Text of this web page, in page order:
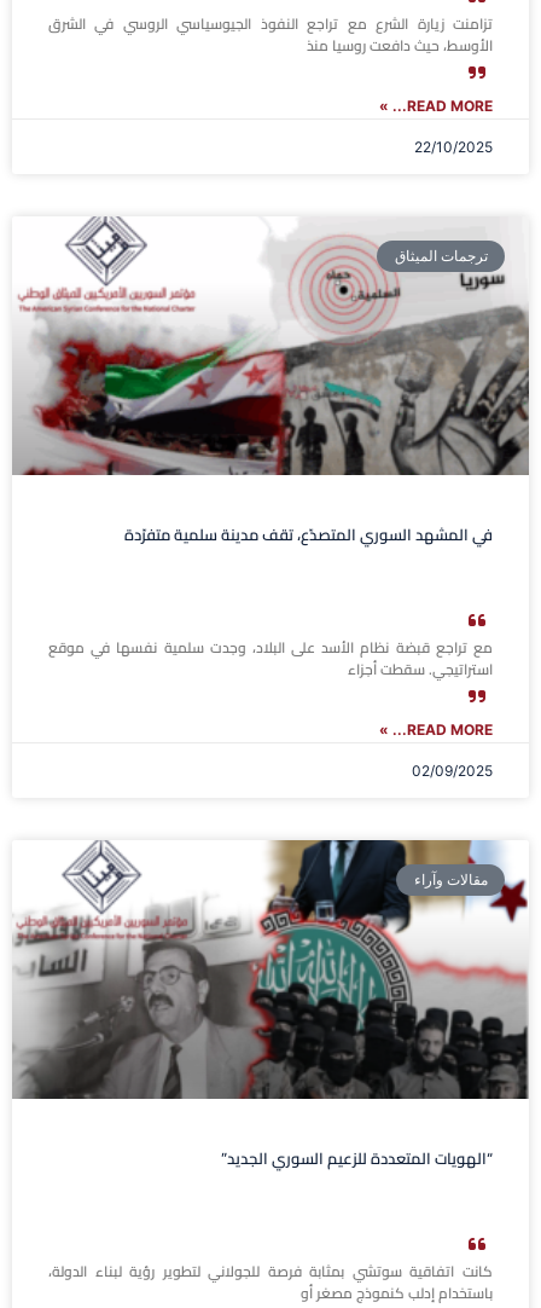
تزامنت زيارة الشرع مع تراجع النفوذ الجيوسياسي الروسي في الشرق
الأوسط، حيث دافعت روسيا منذ
READ MORE... »
22/10/2025
ترجمات الميثاق
في المشهد السوري المتصدّع، تقف مدينة سلمية متفرّدة
مع تراجع قبضة نظام الأسد على البلاد، وجدت سلمية نفسها في موقع
استراتيجي. سقطت أجزاء
READ MORE... »
02/09/2025
مقالات وآراء
“الهويات المتعددة للزعيم السوري الجديد”
كانت اتفاقية سوتشي بمثابة فرصة للجولاني لتطوير رؤية لبناء الدولة،
باستخدام إدلب كنموذج مصغر أو